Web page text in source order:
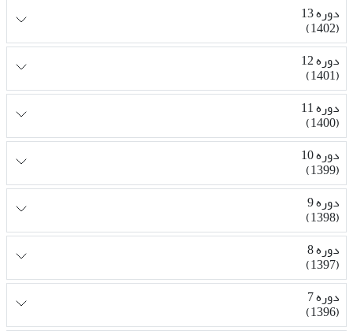
دوره 13
(1402)
دوره 12
(1401)
دوره 11
(1400)
دوره 10
(1399)
دوره 9
(1398)
دوره 8
(1397)
دوره 7
(1396)